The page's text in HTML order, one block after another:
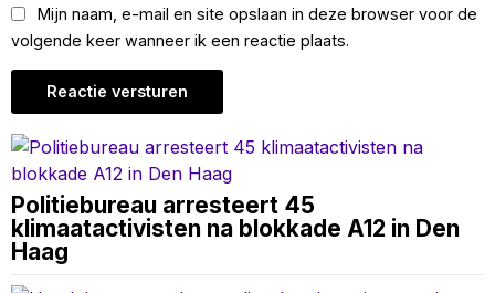
Mijn naam, e-mail en site opslaan in deze browser voor de
volgende keer wanneer ik een reactie plaats.
Politiebureau arresteert 45
klimaatactivisten na blokkade A12 in Den
Haag